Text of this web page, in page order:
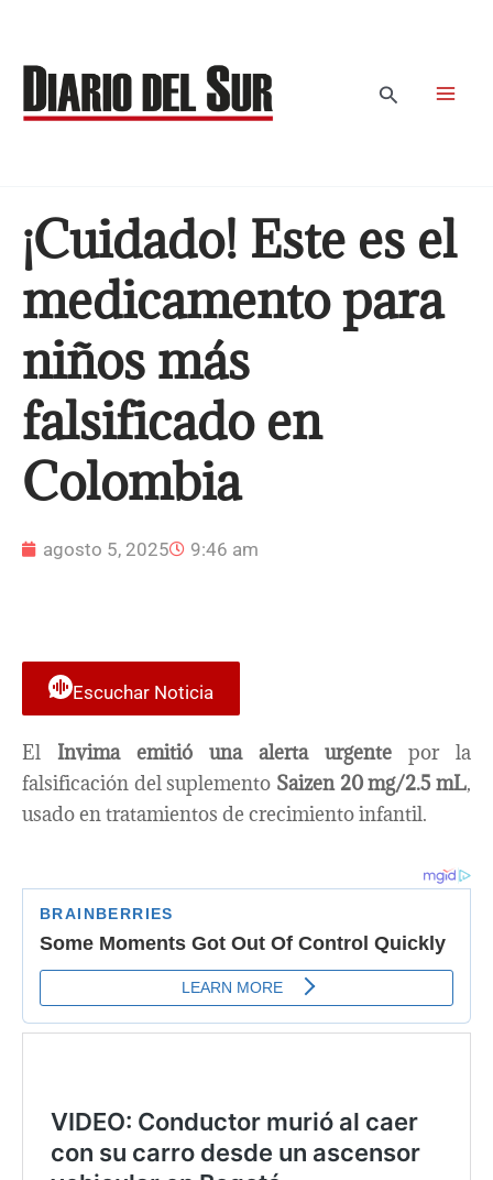
contenido
Buscar
¡Cuidado! Este es el
medicamento para
niños más
falsificado en
Colombia
agosto 5, 2025 9:46 am
Escuchar Noticia
El Invima emitió una alerta urgente por la
falsificación del suplemento Saizen 20 mg/2.5 mL,
usado en tratamientos de crecimiento infantil.